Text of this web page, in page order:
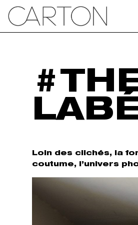
Loin des clichés, la
coutume, l’univers